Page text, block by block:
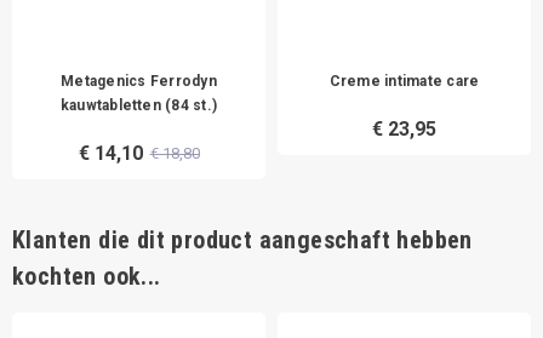
Metagenics Ferrodyn
kauwtabletten (84 st.)
€ 14,10 € 18,80
Creme intimate care
€ 23,95
Klanten die dit product aangeschaft hebben
kochten ook...